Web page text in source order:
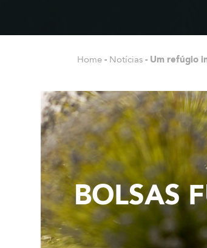
Home - Notícias - Um refúgio
BOLSAS